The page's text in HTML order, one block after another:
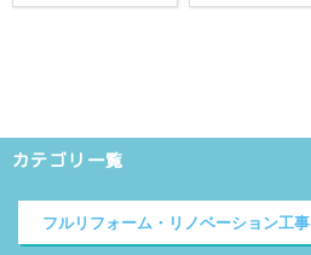
カテゴリ一覧
フルリフォーム・リノベーション工事